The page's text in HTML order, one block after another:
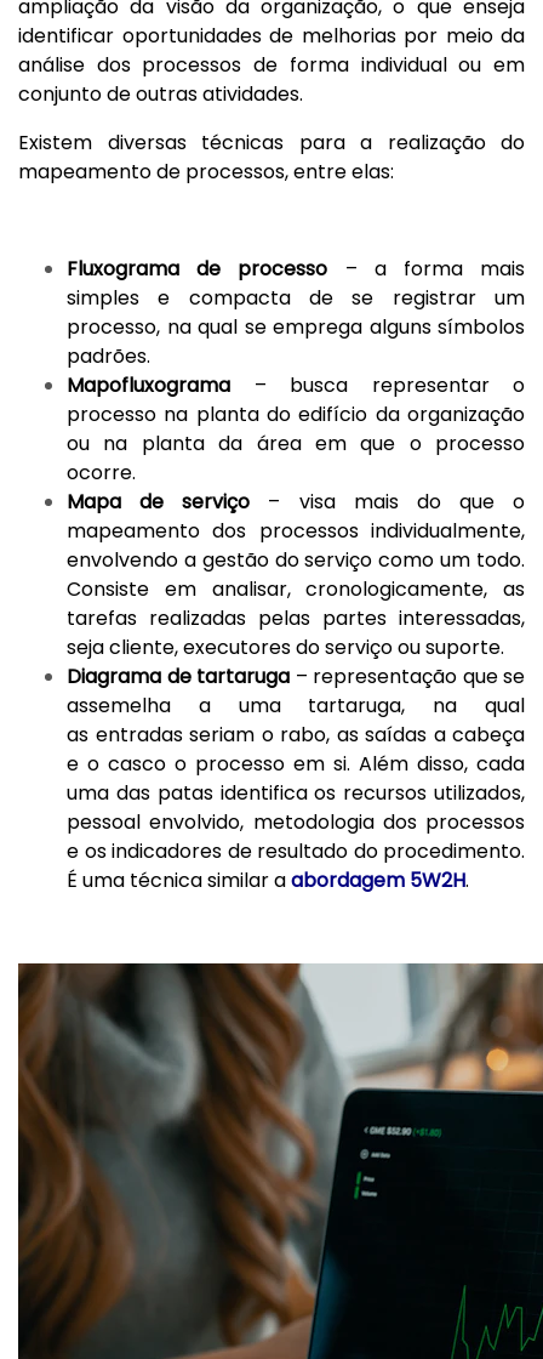
ampliação da visão da organização, o que enseja
identificar oportunidades de melhorias por meio da
análise dos processos de forma individual ou em
conjunto de outras atividades.
Existem diversas técnicas para a realização do
mapeamento de processos, entre elas:
Fluxograma de processo – a forma mais
simples e compacta de se registrar um
processo, na qual se emprega alguns símbolos
padrões.
Mapofluxograma – busca representar o
processo na planta do edifício da organização
ou na planta da área em que o processo
ocorre.
Mapa de serviço – visa mais do que o
mapeamento dos processos individualmente,
envolvendo a gestão do serviço como um todo.
Consiste em analisar, cronologicamente, as
tarefas realizadas pelas partes interessadas,
seja cliente, executores do serviço ou suporte.
Diagrama de tartaruga – representação que se
assemelha a uma tartaruga, na qual
as entradas seriam o rabo, as saídas a cabeça
e o casco o processo em si. Além disso, cada
uma das patas identifica os recursos utilizados,
pessoal envolvido, metodologia dos processos
e os indicadores de resultado do procedimento.
É uma técnica similar aabordagem 5W2H.